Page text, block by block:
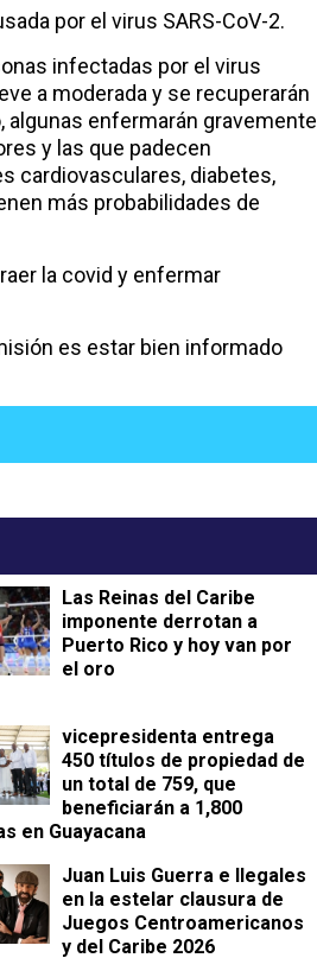
por el virus SARS-CoV-2.
infectadas por el virus
a moderada y se recuperarán
algunas enfermarán gravemente
y las que padecen
cardiovasculares, diabetes,
más probabilidades de
la covid y enfermar
es estar bien informado
Las Reinas del Caribe
imponente derrotan a
Puerto Rico y hoy van por
el oro
vicepresidenta entrega
450 títulos de propiedad de
un total de 759, que
beneficiarán a 1,800
en Guayacana
Juan Luis Guerra e Ilegales
en la estelar clausura de
Juegos Centroamericanos
y del Caribe 2026